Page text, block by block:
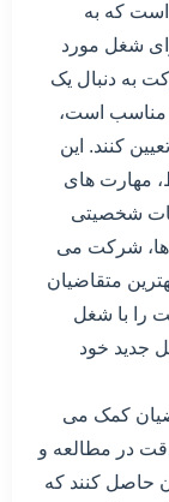
است که به
شغل مورد
به دنبال یک
مناسب است،
کنند. این
مهارت های
شخصیتی
ها، شرکت می
متقاضیان
را با شغل
جدید خود
کمک می
دقت در مطالعه و
حاصل کنند که